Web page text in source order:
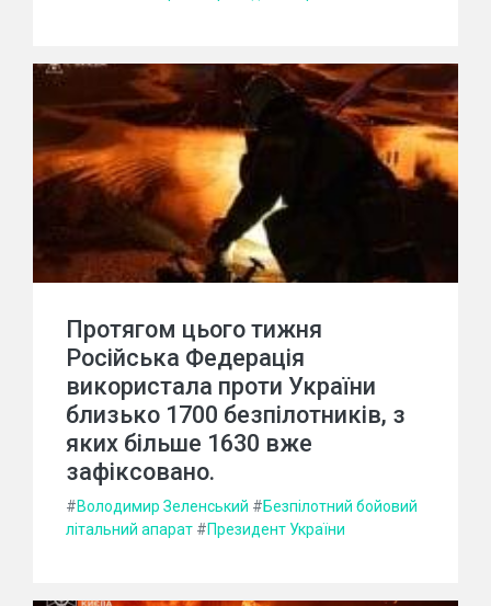
Протягом цього тижня
Російська Федерація
використала проти України
близько 1700 безпілотників, з
яких більше 1630 вже
зафіксовано.
#Володимир Зеленський #Безпілотний бойовий
літальний апарат #Президент України